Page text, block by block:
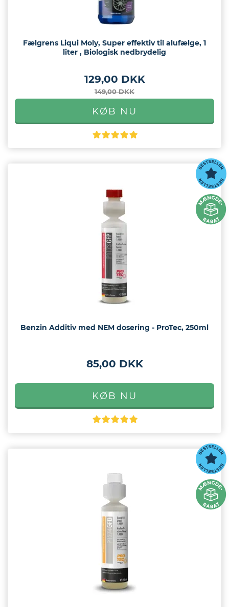
Fælgrens Liqui Moly, Super effektiv til alufælge, 1
liter , Biologisk nedbrydelig
129,00 DKK
149,00 DKK
Benzin Additiv med NEM dosering - ProTec, 250ml
85,00 DKK